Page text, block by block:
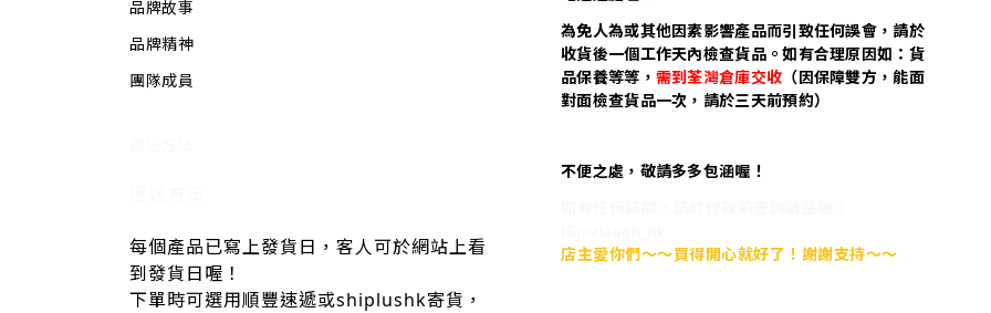
品牌故事
品牌精神
團隊成員
每個產品已寫上發貨日，客人可於網站上看
到發貨日喔！
下單時可選用順豐速遞或shiplushk寄貨，
為免人為或其他因素影響產品而引致任何誤會，請於
收貨後一個工作天內檢查貨品。如有合理原因如：貨
品保養等等， 需到荃灣倉庫交收 （因保障雙方，能面
對面檢查貨品一次，請於三天前預約）
不便之處，敬請多多包涵喔！
店主愛你們～～買得開心就好了！謝謝支持～～